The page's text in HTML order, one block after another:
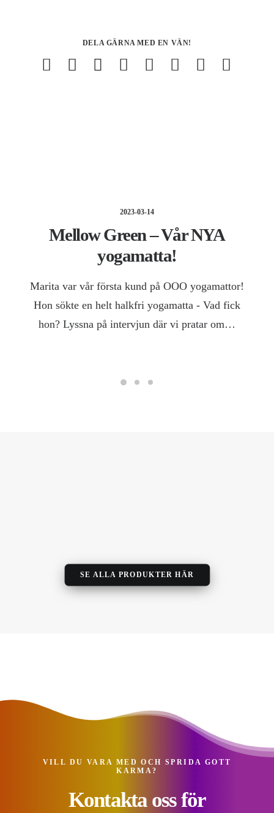
DELA GÄRNA MED EN VÄN!
2023-03-14
Mellow Green – Vår NYA
yogamatta!
Marita var vår första kund på OOO yogamattor!
Hon sökte en helt halkfri yogamatta - Vad fick
hon? Lyssna på intervjun där vi pratar om…
SE ALLA PRODUKTER HÄR
VILL DU VARA MED OCH SPRIDA GOTT
KARMA?
Kontakta oss för